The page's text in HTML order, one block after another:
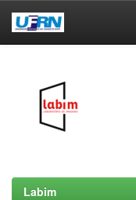
Labim